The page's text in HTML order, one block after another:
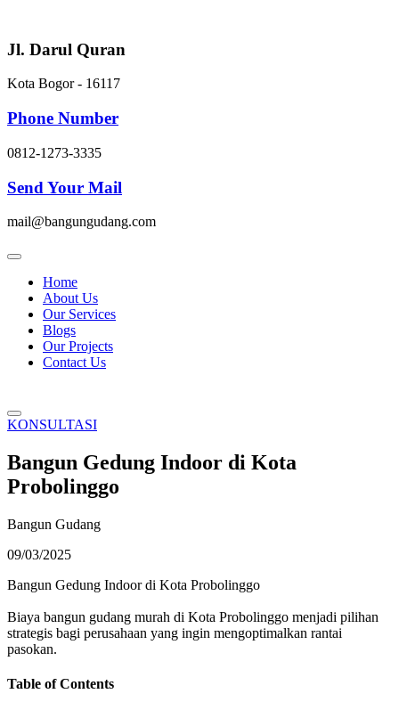
content
Jl. Darul Quran
Kota Bogor - 16117
Phone Number
0812-1273-3335
Send Your Mail
mail@bangungudang.com
Home
About Us
Our Services
Blogs
Our Projects
Contact Us
KONSULTASI
Bangun Gedung Indoor di Kota
Probolinggo
Bangun Gudang
09/03/2025
Bangun Gedung Indoor di Kota Probolinggo
Biaya bangun gudang murah di Kota Probolinggo menjadi pilihan
strategis bagi perusahaan yang ingin mengoptimalkan rantai
pasokan.
Table of Contents